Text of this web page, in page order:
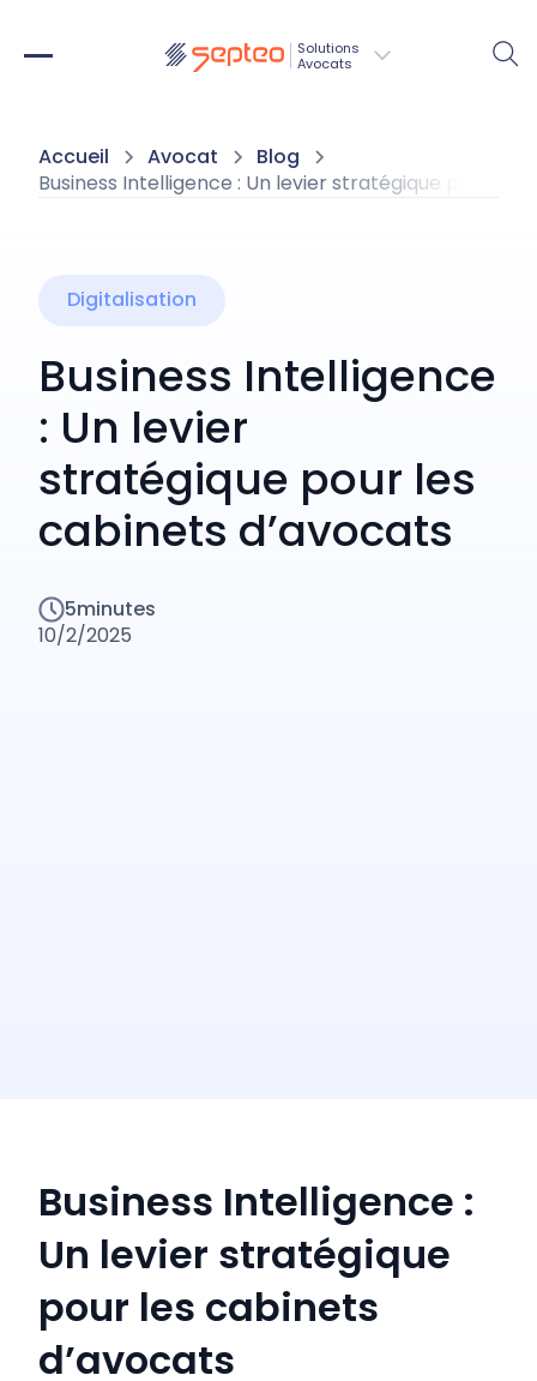
Solutions
Avocats
Accueil Avocat
Blog
Business Intelligence : Un levier stratégique pour les
Digitalisation
Business Intelligence
: Un levier
stratégique pour les
cabinets d’avocats
5minutes
10/2/2025
Business Intelligence :
Un levier stratégique
pour les cabinets
d’avocats